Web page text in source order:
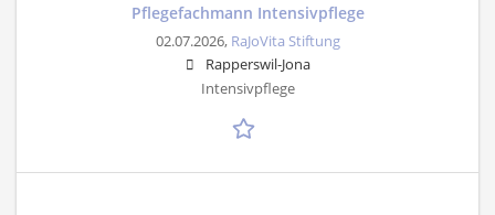
Pflegefachmann Intensivpflege
02.07.2026, RaJoVita Stiftung
Rapperswil-Jona
Intensivpflege